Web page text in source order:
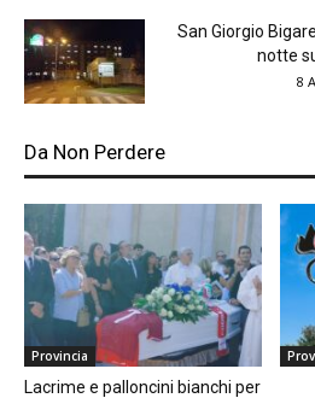
San Giorgio
notte
8
Da Non Perdere
Provincia
Lacrime e palloncini bianchi per